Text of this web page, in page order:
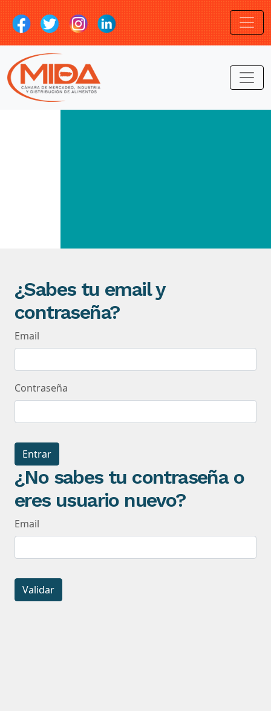
¿Sabes tu email y
contraseña?
Email
Contraseña
Entrar
¿No sabes tu contraseña o
eres usuario nuevo?
Email
Validar